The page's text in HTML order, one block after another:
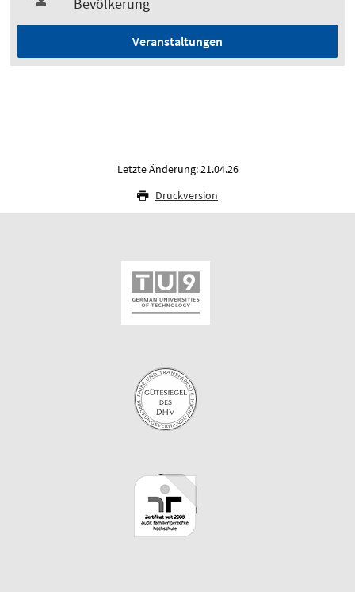
Bevölkerung
Veranstaltungen
Letzte Änderung: 21.04.26
Druckversion